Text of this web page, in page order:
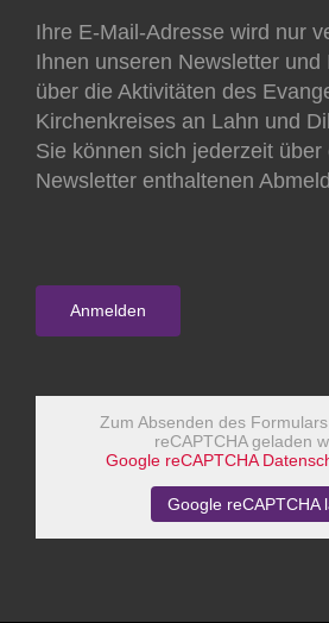
Ihre E-Mail-Adresse wird nur
Ihnen unseren Newsletter und
über die Aktivitäten des
Kirchenkreises an Lahn und
Sie können sich jederzeit über
Newsletter enthaltenen
Zum Absenden des
reCAPTCHA geladen
Google reCAPTCHA
Google reCAPTCHA